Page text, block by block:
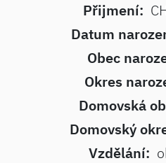
Přijmení:
Datum
Obec
Okres
Domovská
Domovský
Vzdělání: